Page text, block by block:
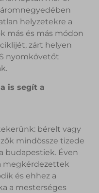
helyzetekre a
más és más módon
zárt helyen
nyomkövetőt
is segít a
bérelt vagy
mindössze tizede
budapestiek. Éven
megkérdezettek
és ehhez a
a mesterséges